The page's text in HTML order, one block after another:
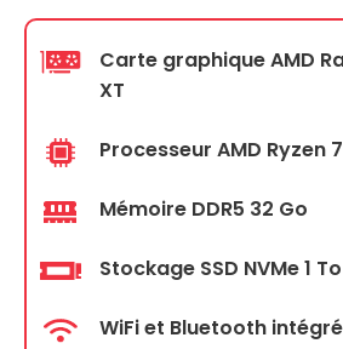
Carte graphique AMD
XT
Processeur AMD Ryzen
Mémoire DDR5 32 Go
Stockage SSD NVMe 1 To
WiFi et Bluetooth